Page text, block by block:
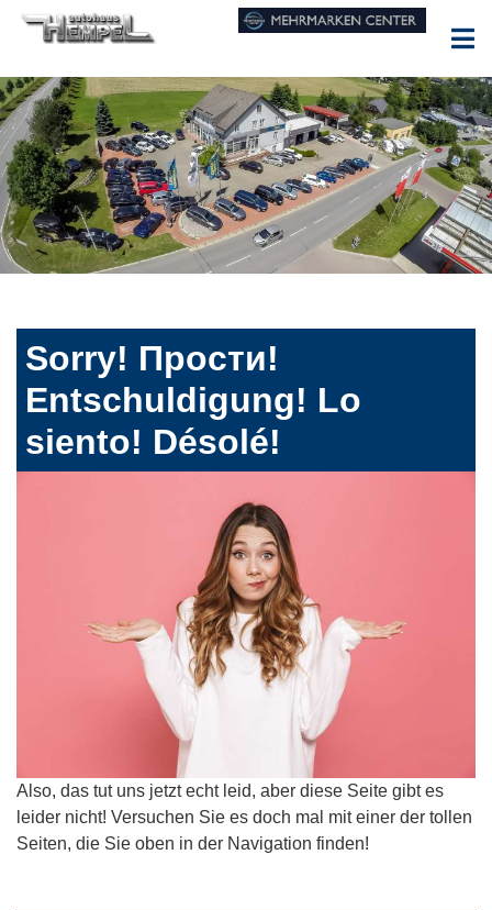
Sorry! Прости!
Entschuldigung! Lo
siento! Désolé!
Also, das tut uns jetzt echt leid, aber diese Seite gibt es
leider nicht! Versuchen Sie es doch mal mit einer der tollen
Seiten, die Sie oben in der Navigation finden!